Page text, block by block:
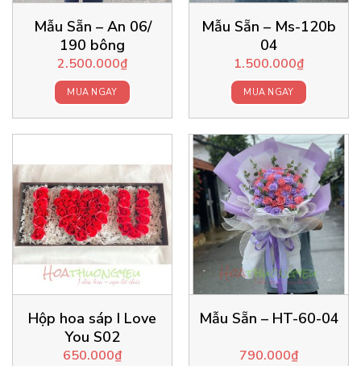
Mẫu Sẵn – An 06/
190 bông
2.500.000₫
MUA NGAY
Mẫu Sẵn – Ms-120b
04
1.500.000₫
MUA NGAY
Hộp hoa sáp I Love
You S02
650.000₫
Mẫu Sẵn – HT-60-04
790.000₫